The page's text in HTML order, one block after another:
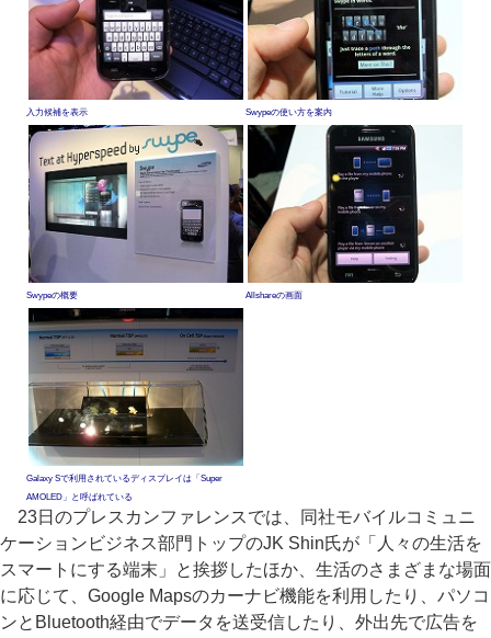
入力候補を表示 Swypeの使い方を案内
Swypeの概要 Allshareの画面
Galaxy Sで利用されているディスプレイは「Super
AMOLED」と呼ばれている
23日のプレスカンファレンスでは、同社モバイルコミュニ
ケーションビジネス部門トップのJK Shin氏が「人々の生活を
スマートにする端末」と挨拶したほか、生活のさまざまな場面
に応じて、Google Mapsのカーナビ機能を利用したり、パソコ
ンとBluetooth経由でデータを送受信したり、外出先で広告を